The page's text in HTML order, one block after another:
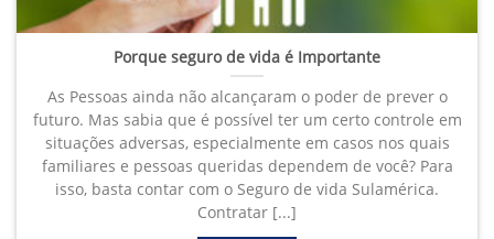
Porque seguro de vida é Importante
As Pessoas ainda não alcançaram o poder de prever o
futuro. Mas sabia que é possível ter um certo controle em
situações adversas, especialmente em casos nos quais
familiares e pessoas queridas dependem de você? Para
isso, basta contar com o Seguro de vida Sulamérica.
Contratar [...]